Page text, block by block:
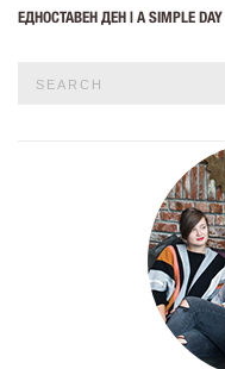
ЕДНОСТАВЕН ДЕН | A SIMPLE DAY